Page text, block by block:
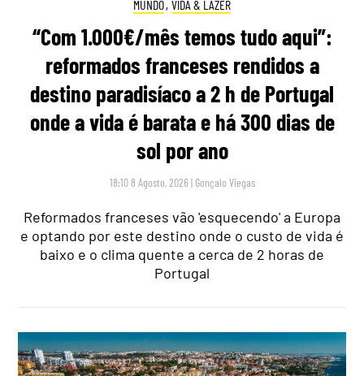
MUNDO, VIDA & LAZER
“Com 1.000€/mês temos tudo aqui”:
reformados franceses rendidos a
destino paradisíaco a 2 h de Portugal
onde a vida é barata e há 300 dias de
sol por ano
18:10 8 Agosto, 2026 | Gonçalo Viegas
Reformados franceses vão 'esquecendo' a Europa
e optando por este destino onde o custo de vida é
baixo e o clima quente a cerca de 2 horas de
Portugal